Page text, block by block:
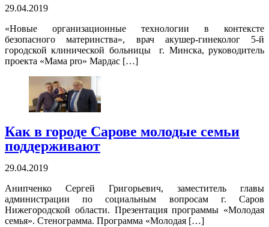
29.04.2019
«Новые организационные технологии в контексте
безопасного материнства», врач акушер-гинеколог 5-й
городской клинической больницы г. Минска, руководитель
проекта «Мама prо» Мардас […]
Как в городе Сарове молодые семьи
поддерживают
29.04.2019
Анипченко Сергей Григорьевич, заместитель главы
администрации по социальным вопросам г. Саров
Нижегородской области. Презентация программы «Молодая
семья». Стенограмма. Программа «Молодая […]